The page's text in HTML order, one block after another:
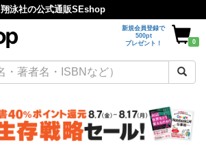
翔泳社の公式通販SEshop
新規会員登録で
500pt
プレゼント！
0